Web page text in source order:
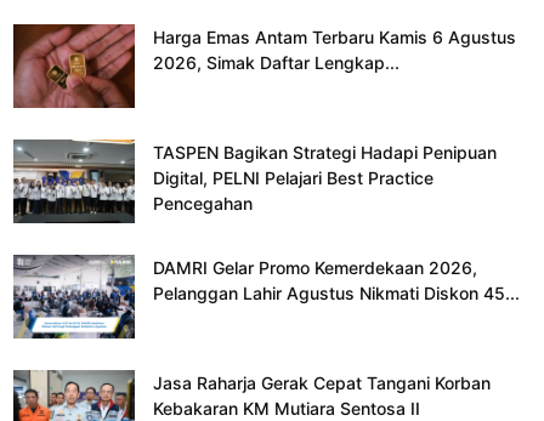
Harga Emas Antam Terbaru Kamis 6 Agustus
2026, Simak Daftar Lengkap...
TASPEN Bagikan Strategi Hadapi Penipuan
Digital, PELNI Pelajari Best Practice
Pencegahan
DAMRI Gelar Promo Kemerdekaan 2026,
Pelanggan Lahir Agustus Nikmati Diskon 45...
Jasa Raharja Gerak Cepat Tangani Korban
Kebakaran KM Mutiara Sentosa II